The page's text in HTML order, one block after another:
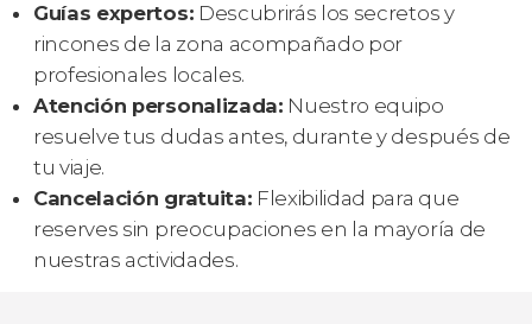
Guías expertos: Descubrirás los secretos y
rincones de la zona acompañado por
profesionales locales.
Atención personalizada: Nuestro equipo
resuelve tus dudas antes, durante y después de
tu viaje.
Cancelación gratuita: Flexibilidad para que
reserves sin preocupaciones en la mayoría de
nuestras actividades.